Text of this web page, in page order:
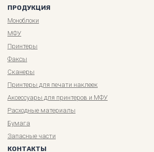
ПРОДУКЦИЯ
Моноблоки
МФУ
Принтеры
Факсы
Сканеры
Принтеры для печати наклеек
Аксессуары для принтеров и МФУ
Расходные материалы
Бумага
Запасные части
КОНТАКТЫ